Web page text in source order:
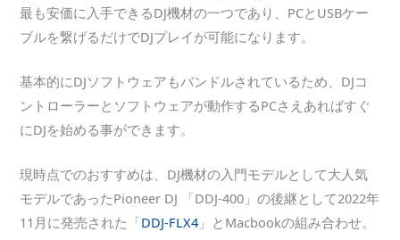
最も安価に入手できるDJ機材の一つであり、PCとUSBケー
ブルを繋げるだけでDJプレイが可能になります。
基本的にDJソフトウェアもバンドルされているため、DJコ
ントローラーとソフトウェアが動作するPCさえあればすぐ
にDJを始める事ができます。
現時点でのおすすめは、DJ機材の入門モデルとして大人気
モデルであったPioneer DJ 「DDJ-400」の後継として2022年
11月に発売された「DDJ-FLX4 」とMacbookの組み合わせ。